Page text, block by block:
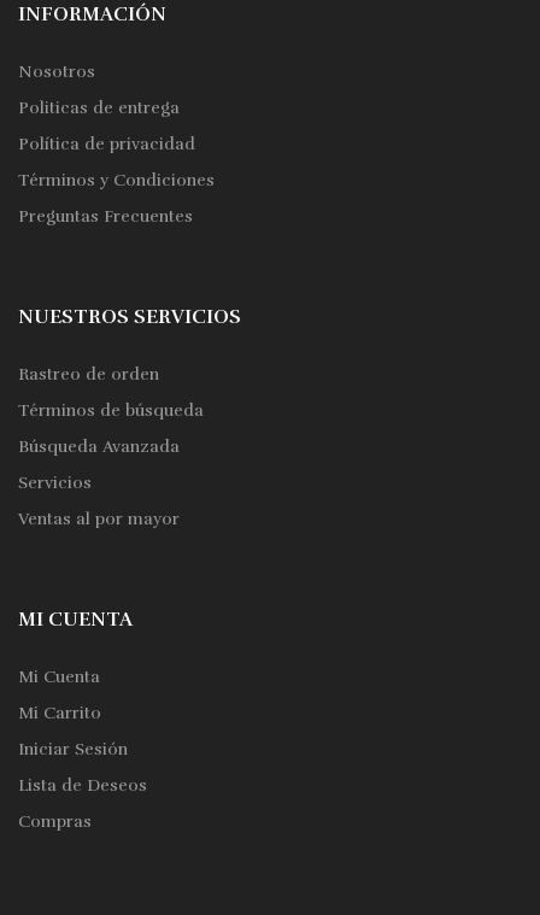
INFORMACIÓN
Nosotros
Politicas de entrega
Política de privacidad
Términos y Condiciones
Preguntas Frecuentes
NUESTROS SERVICIOS
Rastreo de orden
Términos de búsqueda
Búsqueda Avanzada
Servicios
Ventas al por mayor
MI CUENTA
Mi Cuenta
Mi Carrito
Iniciar Sesión
Lista de Deseos
Compras